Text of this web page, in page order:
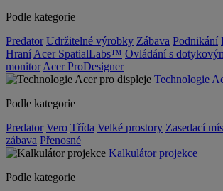
Podle kategorie
Predator Udržitelné výrobky Zábava Podnikání
Hraní Acer SpatialLabs™ Ovládání s
monitor Acer ProDesigner
Technologie
Podle kategorie
Predator Vero Třída Velké prostory Zasedací
zábava Přenosné
Kalkulátor projekce
Podle kategorie